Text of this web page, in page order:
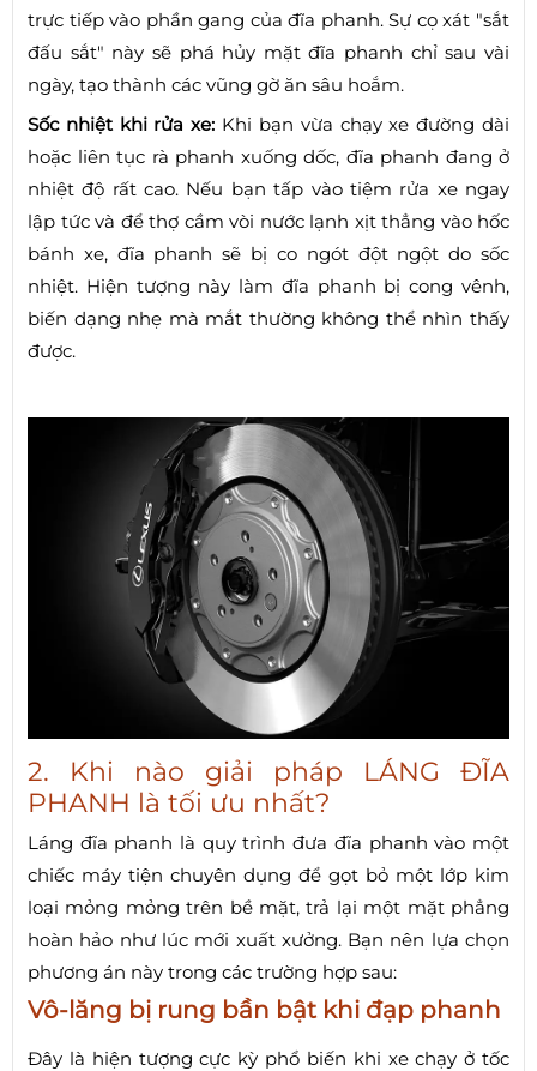
trực tiếp vào phần gang của đĩa phanh. Sự cọ xát "sắt
đấu sắt" này sẽ phá hủy mặt đĩa phanh chỉ sau vài
ngày, tạo thành các vũng gờ ăn sâu hoắm.
Sốc nhiệt khi rửa xe: Khi bạn vừa chạy xe đường dài
hoặc liên tục rà phanh xuống dốc, đĩa phanh đang ở
nhiệt độ rất cao. Nếu bạn tấp vào tiệm rửa xe ngay
lập tức và để thợ cầm vòi nước lạnh xịt thẳng vào hốc
bánh xe, đĩa phanh sẽ bị co ngót đột ngột do sốc
nhiệt. Hiện tượng này làm đĩa phanh bị cong vênh,
biến dạng nhẹ mà mắt thường không thể nhìn thấy
được.
2. Khi nào giải pháp LÁNG ĐĨA
PHANH là tối ưu nhất?
Láng đĩa phanh là quy trình đưa đĩa phanh vào một
chiếc máy tiện chuyên dụng để gọt bỏ một lớp kim
loại mỏng mỏng trên bề mặt, trả lại một mặt phẳng
hoàn hảo như lúc mới xuất xưởng. Bạn nên lựa chọn
phương án này trong các trường hợp sau:
Vô-lăng bị rung bần bật khi đạp phanh
Đây là hiện tượng cực kỳ phổ biến khi xe chạy ở tốc